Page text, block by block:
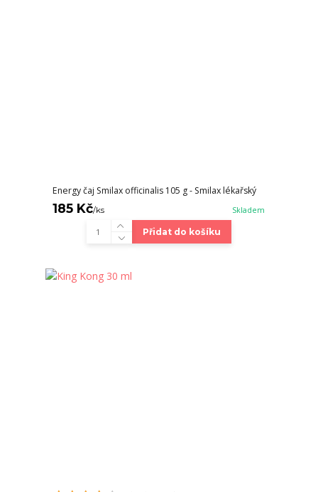
Energy čaj Smilax officinalis 105 g - Smilax lékařský
185 Kč/ks Skladem
Přidat do košíku